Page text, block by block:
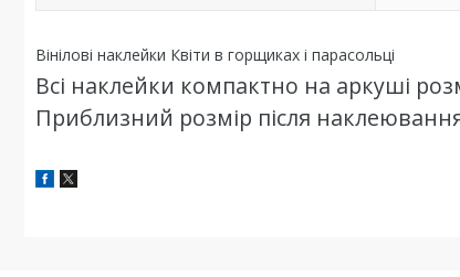
Вінілові наклейки Квіти в горщиках і парасольці
Всі наклейки компактно на аркуші
Приблизний розмір після